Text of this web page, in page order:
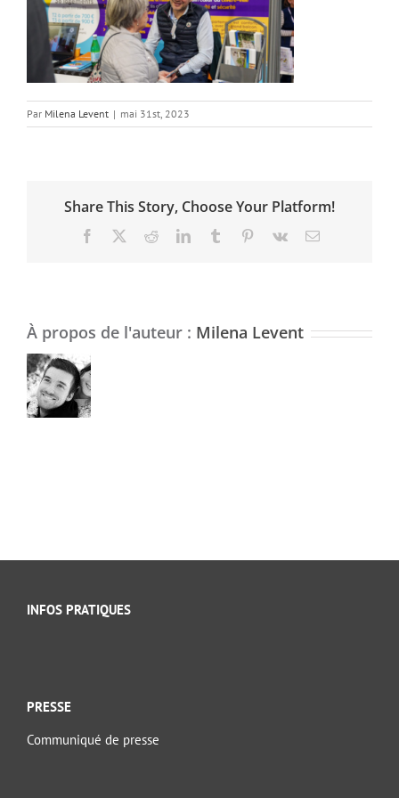
Par Milena Levent | mai 31st, 2023
Share This Story, Choose Your Platform!
Facebook RedditLinkedInTumblr Pinterest
Vk Email
À propos de l'auteur : Milena Levent
INFOS PRATIQUES
PRESSE
Communiqué de presse